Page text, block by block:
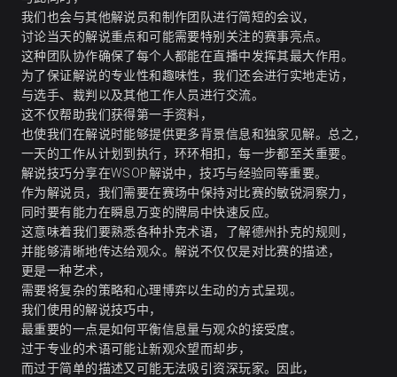
我们也会与其他解说员和制作团队进行简短的会议，
讨论当天的解说重点和可能需要特别关注的赛事亮点。
这种团队协作确保了每个人都能在直播中发挥其最大作用。
为了保证解说的专业性和趣味性，我们还会进行实地走访，
与选手、裁判以及其他工作人员进行交流。
这不仅帮助我们获得第一手资料，
也使我们在解说时能够提供更多背景信息和独家见解。总之，
一天的工作从计划到执行，环环相扣，每一步都至关重要。
解说技巧分享在WSOP解说中，技巧与经验同等重要。
作为解说员，我们需要在赛场中保持对比赛的敏锐洞察力，
同时要有能力在瞬息万变的牌局中快速反应。
这意味着我们要熟悉各种扑克术语，了解德州扑克的规则，
并能够清晰地传达给观众。解说不仅仅是对比赛的描述，
更是一种艺术，
需要将复杂的策略和心理博弈以生动的方式呈现。
我们使用的解说技巧中，
最重要的一点是如何平衡信息量与观众的接受度。
过于专业的术语可能让新观众望而却步，
而过于简单的描述又可能无法吸引资深玩家。因此，